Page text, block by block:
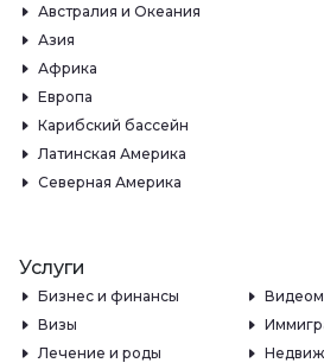
Австралия и Океания
Азия
Африка
Европа
Карибский бассейн
Латинская Америка
Северная Америка
Услуги
Бизнес и финансы
Визы
Лечение и роды